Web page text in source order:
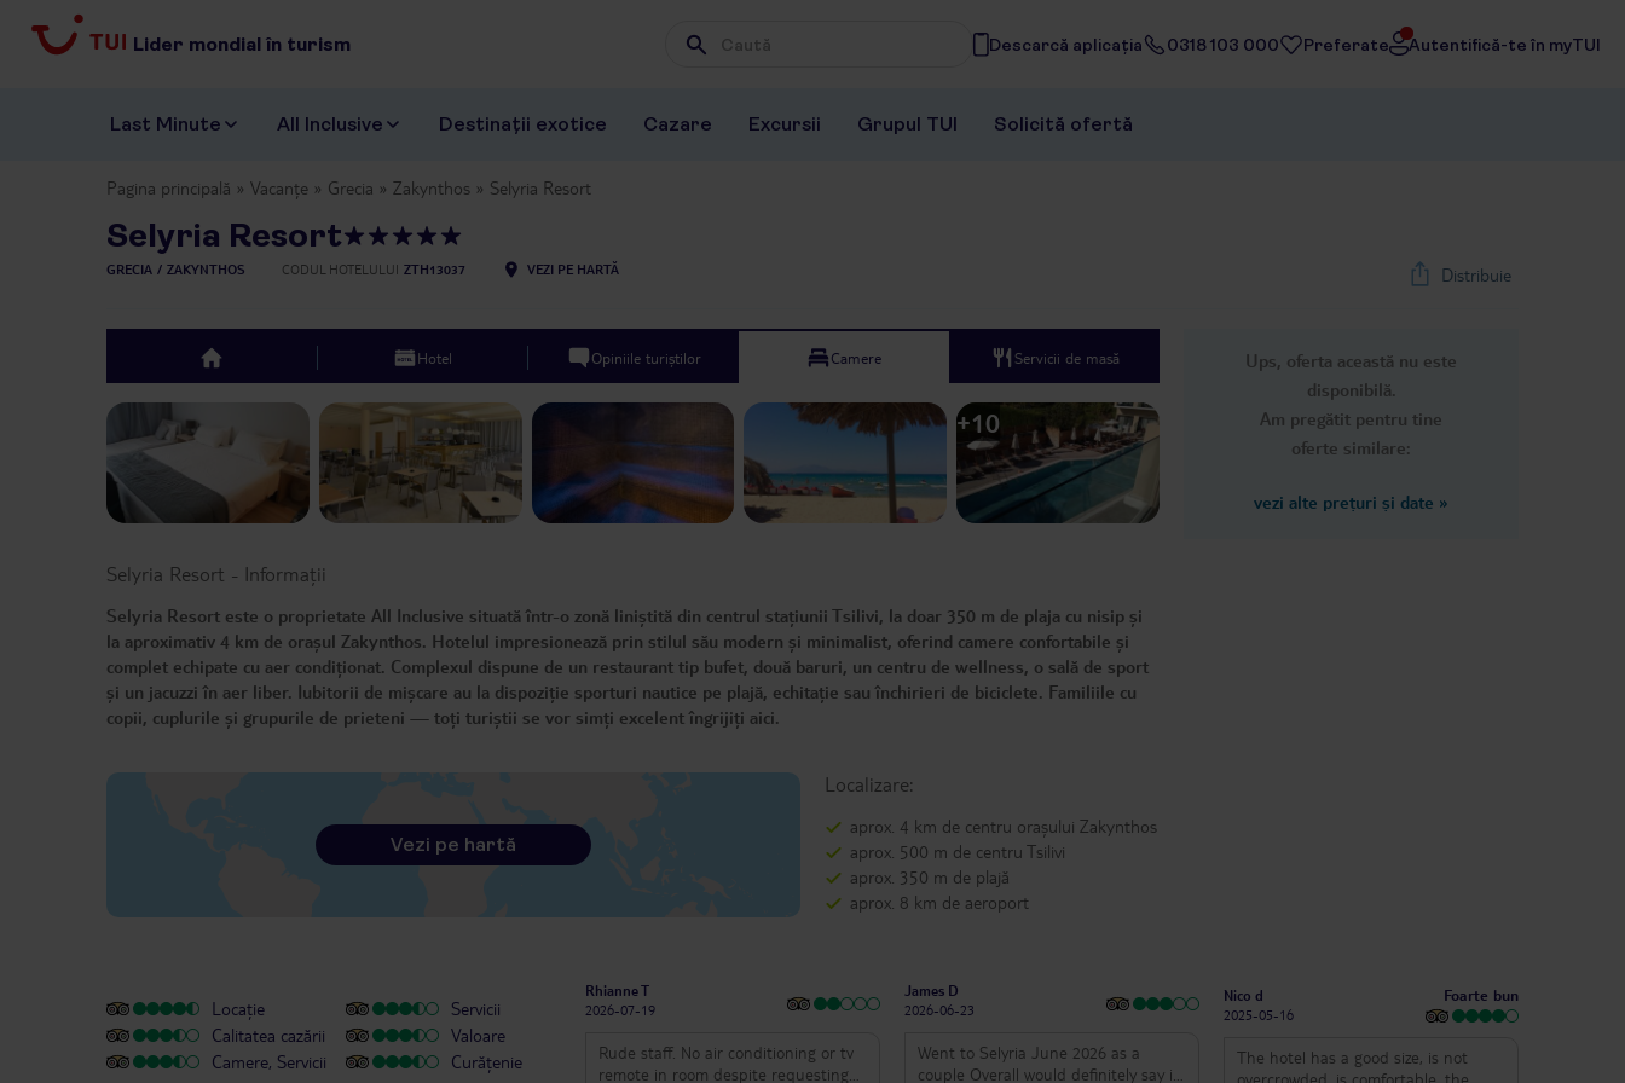
Lider mondial în turism Wpisz frazę, której szukasz
Descarcă aplicația 0318 103 000 Preferate Autentifică-te în myTUI
Last Minute All Inclusive Destinații exotice Cazare Excursii Grupul TUI Solicită ofertă
Pagina principală Vacanțe Grecia Zakynthos Selyria Resort
Selyria Resort
GRECIA ZAKYNTHOS CODUL HOTELULUI ZTH13037 VEZI PE HARTĂ Distribuie
Ups, oferta această nu este
disponibilă.
Am pregătit pentru tine
oferte similare:
vezi alte prețuri și date »
top Hotel Opiniile turiștilor Camere Servicii de masă
Previous slide Next slide
1/16
+10
Selyria Resort - Informații
Selyria Resort este o proprietate All Inclusive situată într-o zonă liniștită din centrul stațiunii Tsilivi, la doar 350 m de plaja cu nisip și
la aproximativ 4 km de orașul Zakynthos. Hotelul impresionează prin stilul său modern și minimalist, oferind camere confortabile și
complet echipate cu aer condiționat. Complexul dispune de un restaurant tip bufet, două baruri, un centru de wellness, o sală de sport
și un jacuzzi în aer liber. Iubitorii de mișcare au la dispoziție sporturi nautice pe plajă, echitație sau închirieri de biciclete. Familiile cu
copii, cuplurile și grupurile de prieteni — toți turiștii se vor simți excelent îngrijiți aici.
Localizare:
aprox. 4 km de centru orașului Zakynthos
aprox. 500 m de centru Tsilivi
aprox. 350 m de plajă
aprox. 8 km de aeroport
Vezi pe hartă
Locație
Calitatea cazării
Camere, Servicii
Servicii
Valoare
Curățenie
Rhianne T
2026-07-19
Rude staff. No air conditioning or tv
remote in room despite requesting
James D
2026-06-23
Went to Selyria June 2026 as a
couple Overall would definitely say it
Nico d
2025-05-16
Foarte bun
The hotel has a good size, is not